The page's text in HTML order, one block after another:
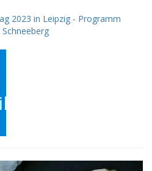
2023 in Leipzig - Programm